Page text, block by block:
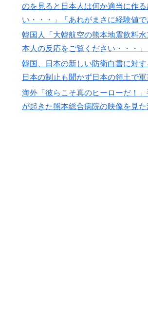
かる数字に海外が大騒ぎ
▶ 韓国人「大韓航空の熊本地震飲料水支
の反応をご覧ください・・・」→「」
▶ 韓国人「とある日本の飲食店で、韓国
体客と口論になった理由がこちら・・
▶ 新聞さん、壮大な縦読みを仕込んでし
▶ 外国人「日本の未来は安泰だ」16歳
ゴール！久保建英超え歴代2位の記録
のを見ると日本人は何か適当に作
い・・・」「あれがまさに経験値で
韓国人「大韓航空の熊本地震飲料水
本人の反応をご覧ください・・・」
韓国、日本の新しい防衛白書に対す
日本の制止も聞かず日本の領土で
海外「彼らこそ真のヒーローだ！
が起きた熊本総合病院の映像を見